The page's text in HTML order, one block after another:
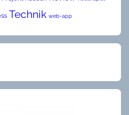
Technik web-app